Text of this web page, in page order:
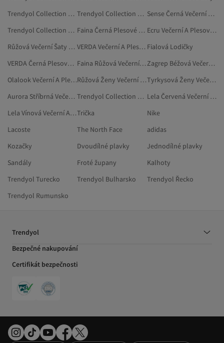
Trendyol Collection Béžová Večerní A Plesové Šaty
Trendyol Collection Vínová Večerní A Plesové Šaty
Sense Černá Večerní A Plesové Šaty
Trendyol Collection Červená Plesové Šaty
Faina Černá Plesové Šaty
Ecru Večerní A Plesové Šaty
Růžová Večerní Šaty Nadměrné Velikosti
VERDA Večerní A Plesové Šaty Fialová Lodičky
VERDA Černá Plesové Šaty
Faina Růžová Večerní A Plesové Šaty
Zagrep Béžová Večerní A Plesové Šaty
Olalook Večerní A Plesové Šaty
Růžová Ženy Večerní A Plesové Šaty
Tyrkysová Ženy Večerní A Plesové Šaty
Aurora Stříbrná Večerní A Plesové Šaty
Trendyol Collection Zlatá Barva Večerní A Plesové Šaty
Lela Červená Večerní A Plesové Šaty
Lela Vínová Večerní A Plesové ŠatyTrička
Nike
Lacoste
The North Face
adidas
Kozačky
Dvoudílné plavky
Jednodílné plavky
Sandály
Froté župany
Kalhoty
Trendyol Turecko
Trendyol Bulharsko
Trendyol Řecko
Trendyol Rumunsko
Trendyol
Bezpečné nakupování
Certifikát bezpečnosti